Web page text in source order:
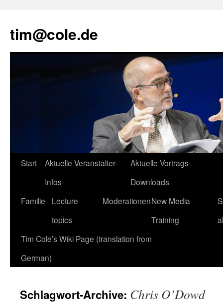
tim@cole.de
Start
Aktuelle Veranstalter-
Infos
Aktuelle Vortrags-
Downloads
Familie
Lecture
topics
ModerationenNew Media
Training
Tim Cole’s Wiki Page (translation from
German)
Schlagwort-Archive: Chris O’Dowd